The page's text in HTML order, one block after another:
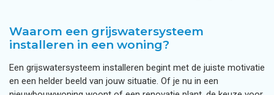
Waarom een grijswatersysteem
installeren in een woning?
Een grijswatersysteem installeren begint met de juiste motivatie
en een helder beeld van jouw situatie. Of je nu in een